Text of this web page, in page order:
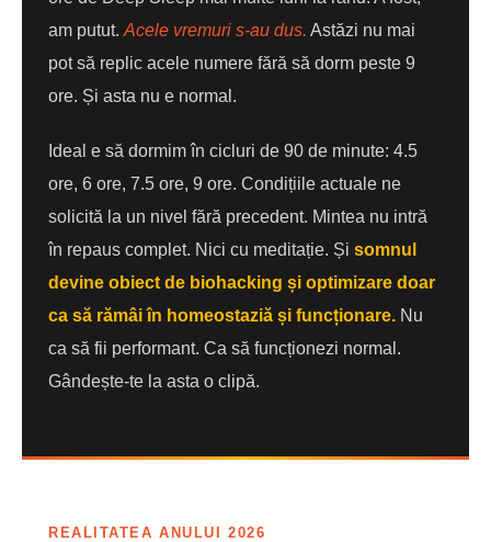
am putut. Acele vremuri s-au dus. Astăzi nu mai
pot să replic acele numere fără să dorm peste 9
ore. Și asta nu e normal.
Ideal e să dormim în cicluri de 90 de minute: 4.5
ore, 6 ore, 7.5 ore, 9 ore. Condițiile actuale ne
solicită la un nivel fără precedent. Mintea nu intră
în repaus complet. Nici cu meditație. Și somnul
devine obiect de biohacking și optimizare doar
ca să rămâi în homeostaziă și funcționare. Nu
ca să fii performant. Ca să funcționezi normal.
Gândește-te la asta o clipă.
REALITATEA ANULUI 2026